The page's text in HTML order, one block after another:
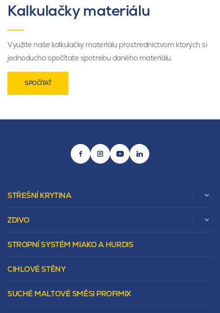
Kalkulačky materiálu
Využite naše kalkulačky materiálu prostredníctvom ktorých si
jednoducho spočítate spotrebu daného materiálu.
SPOČÍTAŤ
STŘEŠNÍ KRYTINA
Beta
Sedlová
Valbová
Mansardová
Pultová
ZDIVO
Tepelnoizolačný prvok
Vencovky
Preklady
Lícové murivo
STROPNÍ SYSTÉM MIAKO A HURDIS
CIHLOVÉ STĚNY
SUCHÉ MALTOVÉ SMĚSI PROFIMIX